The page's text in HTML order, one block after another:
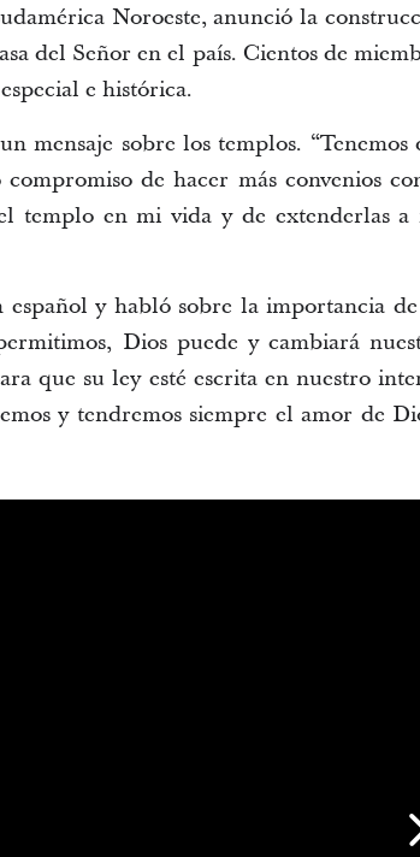
Noroeste, anunció la
del Señor en el país. Cientos de
e histórica.
mensaje sobre los templos. “Tenemos
de hacer más convenios
templo en mi vida y de extenderlas a
y habló sobre la importancia
Dios puede y cambiará
que su ley esté escrita en nuestro
y tendremos siempre el amor de